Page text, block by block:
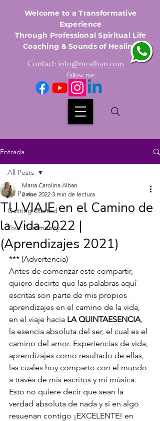
Welcome to a Transformative
Experience
Through Professional Spiritual Life
Coaching & Sounds of Healing
Contact: info@mcalban.com
Fallow me
Entrada
All Posts
Getting Started
Your Community
All Posts
TU VIAJE en el Camino de
la Vida 2022 |
(Aprendizajes 2021)
Maria Carolina Alban
2 ene 2022 3 min de lectura
*** (Advertencia)
Antes de comenzar este compartir,
quiero decirte que las palabras aquí
escritas son parte de mis propios
aprendizajes en el camino de la vida,
en el viaje hacia LA QUINTAESENCIA,
la esencia absoluta del ser, el cual es el
camino del amor. Experiencias de vida,
aprendizajes como resultado de ellas,
las cuales hoy comparto con el mundo
a través de mis escritos y mi música.
Esto no quiere decir que sean la
verdad absoluta de nada y si en algo
resuenan contigo ¡EXCELENTE! en